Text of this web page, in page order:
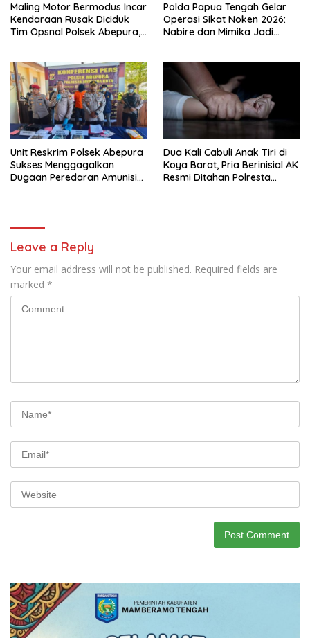
Maling Motor Bermodus Incar
Kendaraan Rusak Diciduk
Tim Opsnal Polsek Abepura,
Polda Papua Tengah Gelar
Operasi Sikat Noken 2026:
Nabire dan Mimika Jadi
Unit Reskrim Polsek Abepura
Sukses Menggagalkan
Dugaan Peredaran Amunisi
Dua Kali Cabuli Anak Tiri di
Koya Barat, Pria Berinisial AK
Resmi Ditahan Polresta
Leave a Reply
Your email address will not be published. Required fields are
marked *